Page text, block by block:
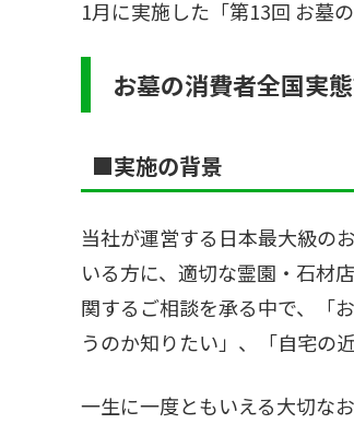
1月に実施した「第13回 お墓
お墓の消費者全国実
■実施の背景
当社が運営する日本最大級の
いる方に、適切な霊園・石材
関するご相談を承る中で、「
うのか知りたい」、「自宅の
一生に一度ともいえる大切な